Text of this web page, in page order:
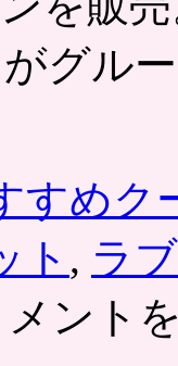
がグル
すめク
ト , ラ
メント